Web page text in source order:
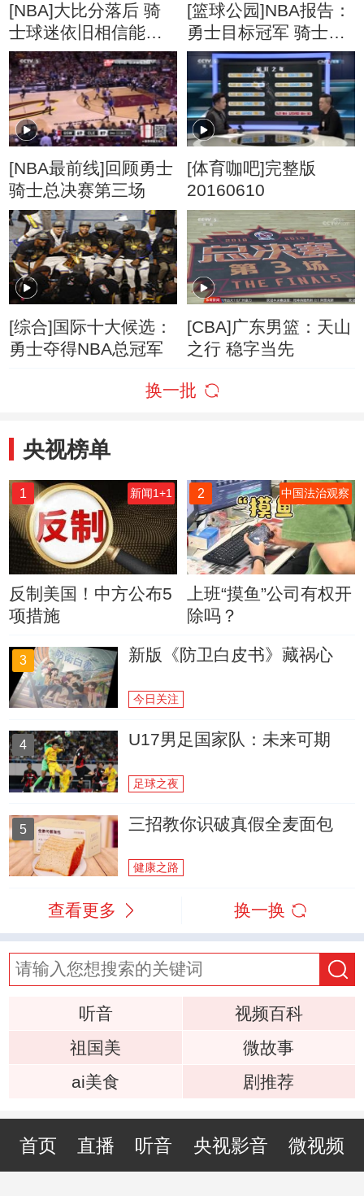
[NBA]大比分落后 骑
士球迷依旧相信能够
逆转
[篮球公园]NBA报告：
勇士目标冠军 骑士志
在卫冕
[NBA最前线]回顾勇士
骑士总决赛第三场
[体育咖吧]完整版
20160610
[综合]国际十大候选：
勇士夺得NBA总冠军
[CBA]广东男篮：天山
之行 稳字当先
换一批
央视榜单
1 新闻1+1
反制美国！中方公布5
项措施
2 中国法治观察
上班“摸鱼”公司有权开
除吗？
3 新版《防卫白皮书》藏祸心
今日关注
4 U17男足国家队：未来可期
足球之夜
5 三招教你识破真假全麦面包
健康之路
查看更多 换一换
听音
视频百科
祖国美
微故事
ai美食
剧推荐
首页 直播 听音 央视影音 微视频